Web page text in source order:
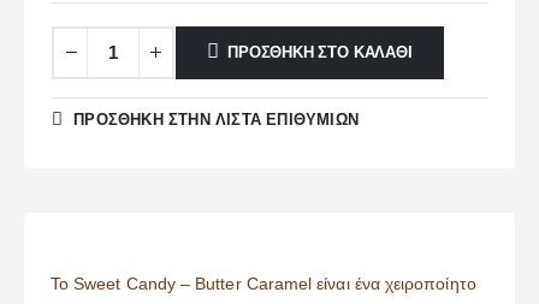
ΠΡΟΣΘΉΚΗ ΣΤΟ ΚΑΛΆΘΙ
ΠΡΌΣΘΉΚΗ ΣΤΗΝ ΛΊΣΤΑ ΕΠΙΘΥΜΙΏΝ
Το Sweet Candy – Butter Caramel είναι ένα χειροποίητο